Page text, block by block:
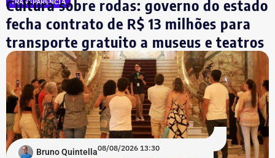
sistema DivulgaCand, do Tribunal Superior
Eleitoral (TSE).
Trecho da ação civil pública que pede a investigação de nove páginas no
Instagram sobre Búzios — Foto: Reprodução.
Na ação, a prefeitura também pede informações
cadastrais, endereços eletrônicos, telefones, IPs,
dispositivos utilizados, histórico de nomes,
Mello Franco, que receberá uma exposição com as novas
aquisições do acervo, e a Sala Bernardelli, que será aberta
integralmente. Em setembro, a sala também abrigará a
mostra “Abolicionistas Brasileiras”.
Com informações do colunista Ancelmo Gois, do Jornal
“O Globo”.
TRANSPARÊNCIA
Cultura sobre rodas: governo do estado
fecha contrato de R$ 13 milhões para
transporte gratuito a museus e teatros
Bruno Quintella08/08/2026 13:30